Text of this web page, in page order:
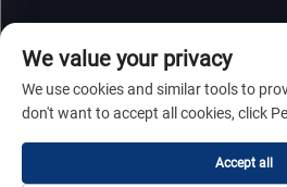
Drepturi de autor © 2025 de Shandong
Co., Ltd
Politica de
Derulează spre sus
We value your privacy
We use cookies and similar tools to
don't want to accept all cookies, click
Accept all